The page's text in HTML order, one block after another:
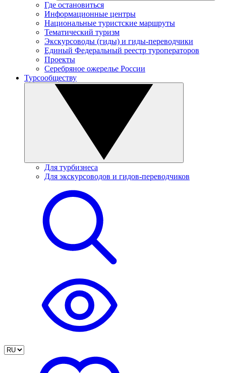
Где остановиться
Информационные центры
Национальные туристские маршруты
Тематический туризм
Экскурсоводы (гиды) и гиды-переводчики
Единый Федеральный реестр туроператоров
Проекты
Серебряное ожерелье России
Турсообществу
Для турбизнеса
Для экскурсоводов и гидов-переводчиков